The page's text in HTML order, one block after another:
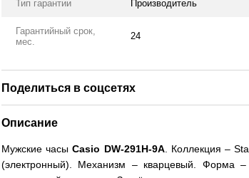
Тип гарантии Производитель
Гарантийный срок,
мес.
24
Поделиться в соцсетях
Описание
Мужские часыCasio DW-291H-9A. Коллекция –
(электронный). Механизм – кварцевый. Форма –